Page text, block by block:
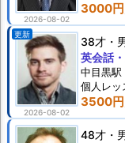
2026-08-02
3000円
更新
2026-08-02
38才
3500円
英会話
中目黒駅
個人 レッ
48才